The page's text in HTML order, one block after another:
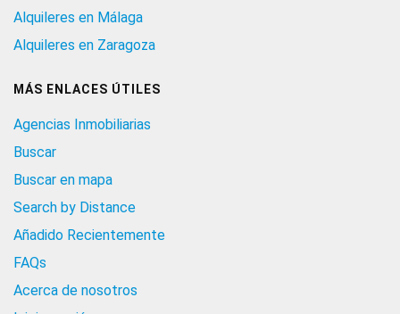
Alquileres en Málaga
Alquileres en Zaragoza
MÁS ENLACES ÚTILES
Agencias Inmobiliarias
Buscar
Buscar en mapa
Search by Distance
Añadido Recientemente
FAQs
Acerca de nosotros